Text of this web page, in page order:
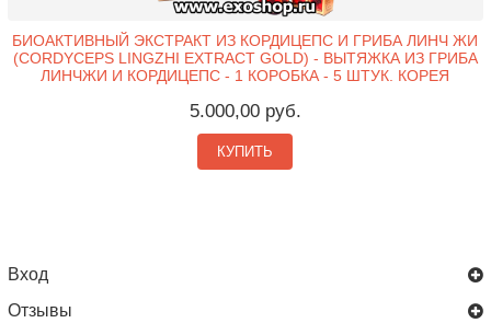
БИОАКТИВНЫЙ ЭКСТРАКТ ИЗ КОРДИЦЕПС И ГРИБА ЛИНЧ ЖИ
(CORDYCEPS LINGZHI EXTRACT GOLD) - ВЫТЯЖКА ИЗ ГРИБА
ЛИНЧЖИ И КОРДИЦЕПС - 1 КОРОБКА - 5 ШТУК. КОРЕЯ
5.000,00 руб.
КУПИТЬ
Вход
Отзывы